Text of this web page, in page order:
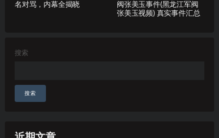
名对骂，内幕全揭晓
阀张美玉事件(黑龙江军阀
张美玉视频) 真实事件汇总
搜索
搜索